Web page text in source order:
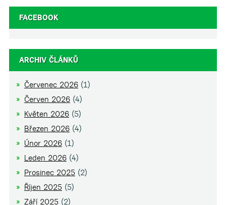
FACEBOOK
ARCHIV ČLÁNKŮ
Červenec 2026(1)
Červen 2026(4)
Květen 2026(5)
Březen 2026(4)
Únor 2026(1)
Leden 2026(4)
Prosinec 2025(2)
Říjen 2025(5)
Září 2025(2)